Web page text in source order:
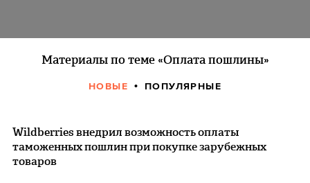
Материалы по теме «Оплата пошлины»
НОВЫЕ ПОПУЛЯРНЫЕ
Wildberries внедрил возможность оплаты
таможенных пошлин при покупке зарубежных
товаров